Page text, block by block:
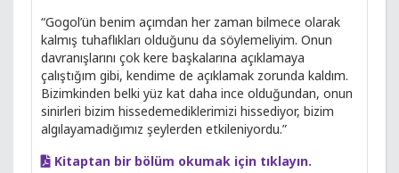
“Gogol’ün benim açımdan her zaman bilmece olarak
kalmış tuhaflıkları olduğunu da söylemeliyim. Onun
davranışlarını çok kere başkalarına açıklamaya
çalıştığım gibi, kendime de açıklamak zorunda kaldım.
Bizimkinden belki yüz kat daha ince olduğundan, onun
sinirleri bizim hissedemediklerimizi hissediyor, bizim
algılayamadığımız şeylerden etkileniyordu.”
Kitaptan bir bölüm okumak için tıklayın.